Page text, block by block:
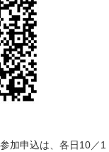
加申込は、各日10／1